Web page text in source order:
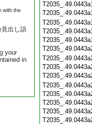
with the
出し語
your
in